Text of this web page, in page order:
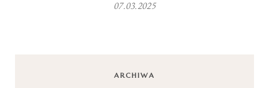
07.03.2025
ARCHIWA